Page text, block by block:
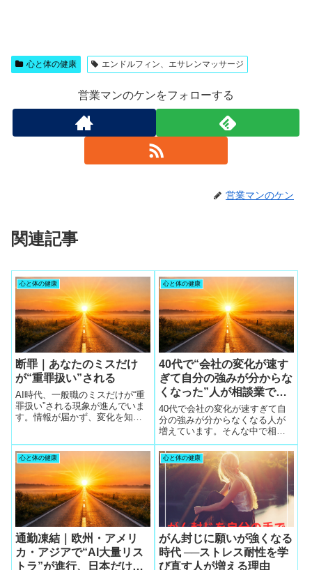
心と体の健康 エンドルフィン、エサレンマッサージ
営業マンのケンをフォローする
営業マンのケン
関連記事
心と体の健康
断罪｜あなたのミスだけ
が“重罪扱い”される
AI時代、一般職のミスだけが“重
罪扱い”される現象が進んでいま
す。情報が届かず、変化を知ら
中します。本記事では、責任が
偏る理由、企業が一般職を断罪
する背景、そして未来を守るた
めに「5社同時相談」が必須とな
る根拠を解説します。
心と体の健康
40代で“会社の変化が速す
ぎて自分の強みが分からな
くなった”人が相談業で本
当の価値を見つけた理由
40代で会社の変化が速すぎて自
分の強みが分からなくなる人が
増えています。そんな中で相談
業が選ばれている理由と、キャ
リアコンサルタント資格が本当
の価値を見つける武器になる理
由を解説します。
心と体の健康
通勤凍結｜欧州・アメリ
カ・アジアで“AI大量リス
トラ”が進行、日本だけが
心と体の健康
がん封じに願いが強くなる
時代 ──ストレス耐性を学
び直す人が増える理由